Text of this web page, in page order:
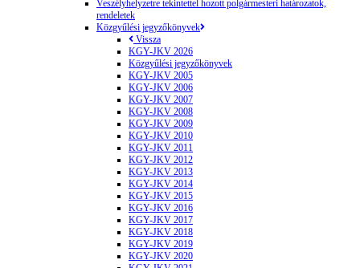
Veszélyhelyzetre tekintettel hozott polgármesteri határozatok,
rendeletek
Közgyűlési jegyzőkönyvek
Vissza
KGY-JKV 2026
Közgyűlési jegyzőkönyvek
KGY-JKV 2005
KGY-JKV 2006
KGY-JKV 2007
KGY-JKV 2008
KGY-JKV 2009
KGY-JKV 2010
KGY-JKV 2011
KGY-JKV 2012
KGY-JKV 2013
KGY-JKV 2014
KGY-JKV 2015
KGY-JKV 2016
KGY-JKV 2017
KGY-JKV 2018
KGY-JKV 2019
KGY-JKV 2020